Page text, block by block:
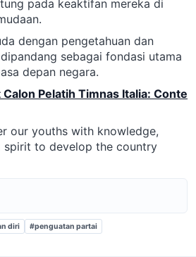
pada keaktifan mereka di
dengan pengetahuan dan
sebagai fondasi utama
depan negara.
Calon Pelatih Timnas Italia: Conte
our youths with knowledge,
spirit to develop the country
diri #penguatan partai